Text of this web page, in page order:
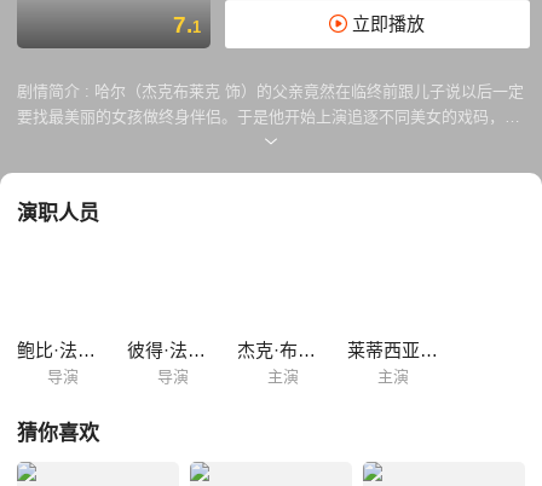
7.1 立即播放
剧情简介 : 哈尔（杰克布莱克 饰）的父亲竟然在临终前跟儿子说以后一定
要找最美丽的女孩做终身伴侣。于是他开始上演追逐不同美女的戏码，可
是他的相貌平平，遇到了不少挫折。早已过了而立之年的他仍不愿违背父
上了体重达到150公斤的露丝玛丽（格温妮丝帕特洛 饰），哈尔全然不介
演职人员
鲍比·法拉利
导演
彼得·法拉利
导演
杰克·布莱克
主演
莱蒂西亚·伯克胡尔
主演
猜你喜欢